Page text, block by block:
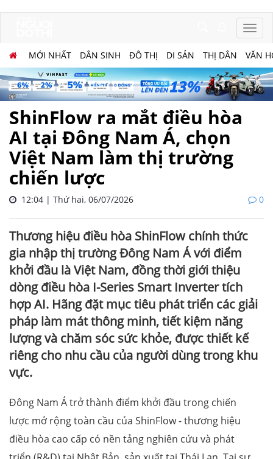
MỚI NHẤT DÂN SINH ĐÔ THỊ DI SẢN THỊ DÂN VĂN
ShinFlow ra mắt điều hòa
AI tại Đông Nam Á, chọn
Việt Nam làm thị trường
chiến lược
12:04 | Thứ hai, 06/07/2026 0
Thương hiệu điều hòa ShinFlow chính thức
gia nhập thị trường Đông Nam Á với điểm
khởi đầu là Việt Nam, đồng thời giới thiệu
dòng điều hòa I-Series Smart Inverter tích
hợp AI. Hãng đặt mục tiêu phát triển các giải
pháp làm mát thông minh, tiết kiệm năng
lượng và chăm sóc sức khỏe, được thiết kế
riêng cho nhu cầu của người dùng trong khu
vực.
Đông Nam Á trở thành điểm khởi đầu trong chiến
lược mở rộng toàn cầu của ShinFlow - thương hiệu
điều hòa cao cấp có nền tảng nghiên cứu và phát